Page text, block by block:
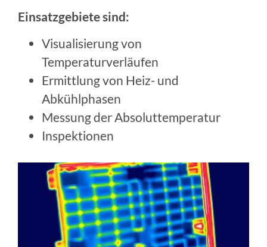
Einsatzgebiete sind:
Visualisierung von
Temperaturverläufen
Ermittlung von Heiz- und
Abkühlphasen
Messung der Absoluttemperatur
Inspektionen